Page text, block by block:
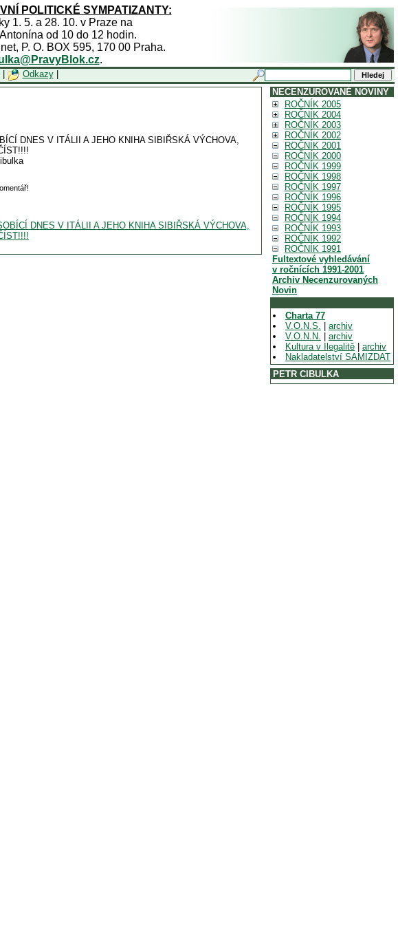
POLITICKÉ SYMPATIZANTY:
1. 5. a 28. 10. v Praze na
od 10 do 12 hodin.
P. O. BOX 595, 170 00 Praha.
.
Odkazy|
DNES V ITÁLII A JEHO KNIHA SIBIŘSKÁ VÝCHOVA,
DNES V ITÁLII A JEHO KNIHA SIBIŘSKÁ VÝCHOVA,
NECENZUROVANÉ NOVINY
ROČNÍK 2005
ROČNÍK 2004
ROČNÍK 2003
ROČNÍK 2002
ROČNÍK 2001
ROČNÍK 2000
ROČNÍK 1999
ROČNÍK 1998
ROČNÍK 1997
ROČNÍK 1996
ROČNÍK 1995
ROČNÍK 1994
ROČNÍK 1993
ROČNÍK 1992
ROČNÍK 1991
Fultextové vyhledávání
v ročnících 1991-2001
Archiv Necenzurovaných
Novin
Charta 77
V.O.N.S.
archiv
V.O.N.N.
archiv
Kultura v Ilegalitě
archiv
Nakladatelství SAMIZDAT
PETR CIBULKA